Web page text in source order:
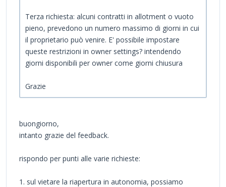
Terza richiesta: alcuni contratti in allotment o vuoto
pieno, prevedono un numero massimo di giorni in cui
il proprietario può venire. E' possibile impostare
queste restrizioni in owner settings? intendendo
giorni disponibili per owner come giorni chiusura
Grazie
buongiorno,
intanto grazie del feedback.
rispondo per punti alle varie richieste:
1. sul vietare la riapertura in autonomia, possiamo